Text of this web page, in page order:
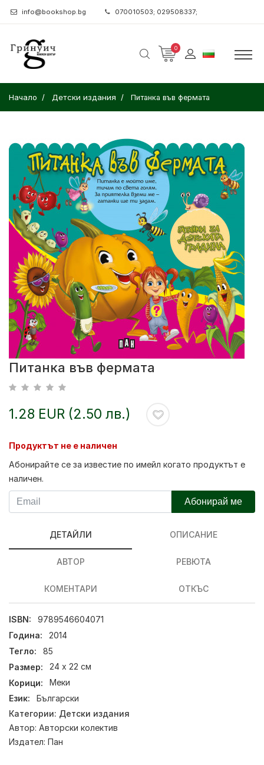
info@bookshop.bg 070010503; 029508337;
0
Начало Детски издания Питанка във фермата
Питанка във фермата
1.28 EUR (2.50 лв.)
Продуктът не е наличен
Абонирайте се за известие по имейл когато продуктът е
наличен.
Абонирай ме
ДЕТАЙЛИ ОПИСАНИЕ
АВТОР РЕВЮТА
КОМЕНТАРИ ОТКЪС
ISBN:
9789546604071
Година:
2014
Тегло:
85
Размер:
24 х 22 см
Корици:
Меки
Език:
Български
Категории: Детски издания
Автор: Авторски колектив
Издател: Пан